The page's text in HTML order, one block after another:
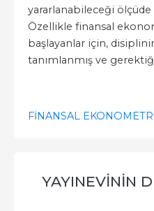
yararlanabileceği
Özellikle finansal
başlayanlar için,
tanımlanmış ve
FİNANSAL
YAYINEVININ